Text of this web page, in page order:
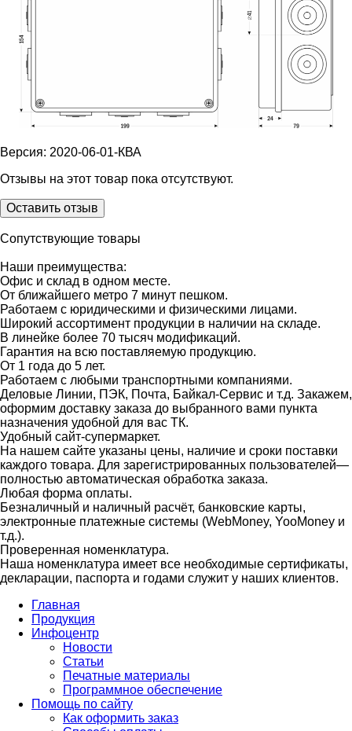
Версия: 2020-06-01-КВА
Отзывы на этот товар пока отсутствуют.
Оставить отзыв
Сопутствующие товары
Наши преимущества:
Офис и склад в одном месте.
От ближайшего метро 7 минут пешком.
Работаем с юридическими и физическими лицами.
Широкий ассортимент продукции в наличии на складе.
В линейке более 70 тысяч модификаций.
Гарантия на всю поставляемую продукцию.
От 1 года до 5 лет.
Работаем с любыми транспортными компаниями.
Деловые Линии, ПЭК, Почта, Байкал-Сервис и т.д. Закажем,
оформим доставку заказа до выбранного вами пункта
назначения удобной для вас ТК.
Удобный сайт-супермаркет.
На нашем сайте указаны цены, наличие и сроки поставки
каждого товара. Для зарегистрированных пользователей—
полностью автоматическая обработка заказа.
Любая форма оплаты.
Безналичный и наличный расчёт, банковские карты,
электронные платежные системы (WebMoney, YooMoney и
т.д.).
Проверенная номенклатура.
Наша номенклатура имеет все необходимые сертификаты,
декларации, паспорта и годами служит у наших клиентов.
Главная
Продукция
Инфоцентр
Новости
Статьи
Печатные материалы
Программное обеспечение
Помощь по сайту
Как оформить заказ